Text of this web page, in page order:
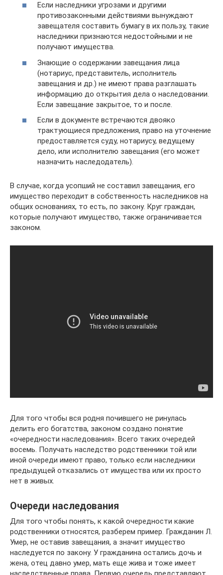
Если наследники угрозами и другими
противозаконными действиями вынуждают
завещателя составить бумагу в их пользу, такие
наследники признаются недостойными и не
получают имущества.
Знающие о содержании завещания лица
(нотариус, представитель, исполнитель
завещания и др.) не имеют права разглашать
информацию до открытия дела о наследовании.
Если завещание закрытое, то и после.
Если в документе встречаются двояко
трактующиеся предложения, право на уточнение
предоставляется суду, нотариусу, ведущему
дело, или исполнителю завещания (его может
назначить наследодатель).
В случае, когда усопший не составил завещания, его
имущество переходит в собственность наследников на
общих основаниях, то есть, по закону. Круг граждан,
которые получают имущество, также ограничивается
законом.
Для того чтобы вся родня почившего не ринулась
делить его богатства, законом создано понятие
«очередности наследования». Всего таких очередей
восемь. Получать наследство родственники той или
иной очереди имеют право, только если наследники
предыдущей отказались от имущества или их просто
нет в живых.
Очереди наследования
Для того чтобы понять, к какой очередности какие
родственники относятся, разберем пример. Гражданин Л.
Умер, не оставив завещания, а значит имущество
наследуется по закону. У гражданина остались дочь и
жена, отец давно умер, мать еще жива и тоже имеет